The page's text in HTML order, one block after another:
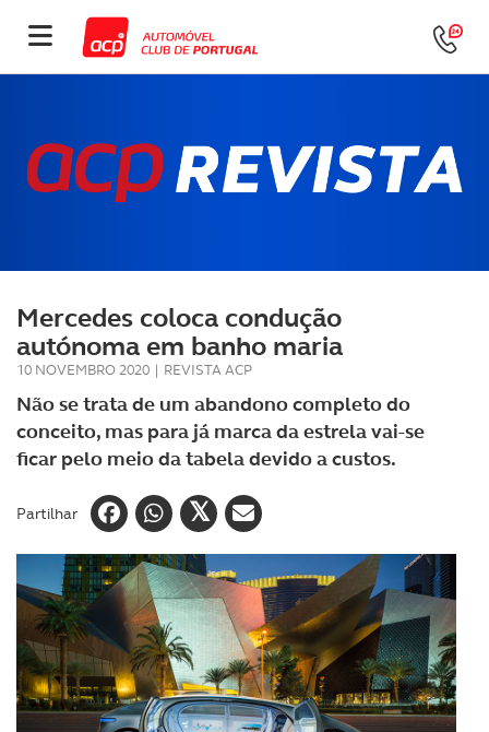
Mercedes coloca condução
autónoma em banho maria
10 NOVEMBRO 2020 | REVISTA ACP
Não se trata de um abandono completo do
conceito, mas para já marca da estrela vai-se
ficar pelo meio da tabela devido a custos.
Partilhar